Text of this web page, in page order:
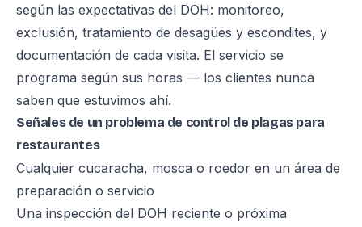
según las expectativas del DOH: monitoreo,
exclusión, tratamiento de desagües y escondites, y
documentación de cada visita. El servicio se
programa según sus horas — los clientes nunca
saben que estuvimos ahí.
Señales de un problema de control de plagas para
restaurantes
Cualquier cucaracha, mosca o roedor en un área de
preparación o servicio
Una inspección del DOH reciente o próxima